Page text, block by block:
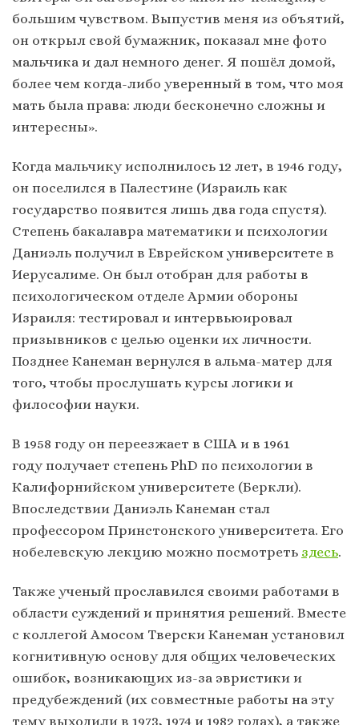
большим чувством. Выпустив меня из объятий,
он открыл свой бумажник, показал мне фото
мальчика и дал немного денег. Я пошёл домой,
более чем когда-либо уверенный в том, что моя
мать была права: люди бесконечно сложны и
интересны».
Когда мальчику исполнилось 12 лет, в 1946 году,
он поселился в Палестине (Израиль как
государство появится лишь два года спустя).
Степень бакалавра математики и психологии
Даниэль получил в Еврейском университете в
Иерусалиме. Он был отобран для работы в
психологическом отделе Армии обороны
Израиля: тестировал и интервьюировал
призывников с целью оценки их личности.
Позднее Канеман вернулся в альма-матер для
того, чтобы прослушать курсы логики и
философии науки.
В 1958 году он переезжает в США и в 1961
году получает степень PhD по психологии в
Калифорнийском университете (Беркли).
Впоследствии Даниэль Канеман стал
профессором Принстонского университета. Его
нобелевскую лекцию можно посмотреть здесь.
Также ученый прославился своими работами в
области суждений и принятия решений. Вместе
с коллегой Амосом Тверски Канеман установил
когнитивную основу для общих человеческих
ошибок, возникающих из-за эвристики и
предубеждений (их совместные работы на эту
тему выходили в 1973, 1974 и 1982 годах), а также